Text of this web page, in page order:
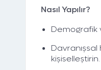
Nasıl Yapılır?
Demografik
kişiselleştirin.